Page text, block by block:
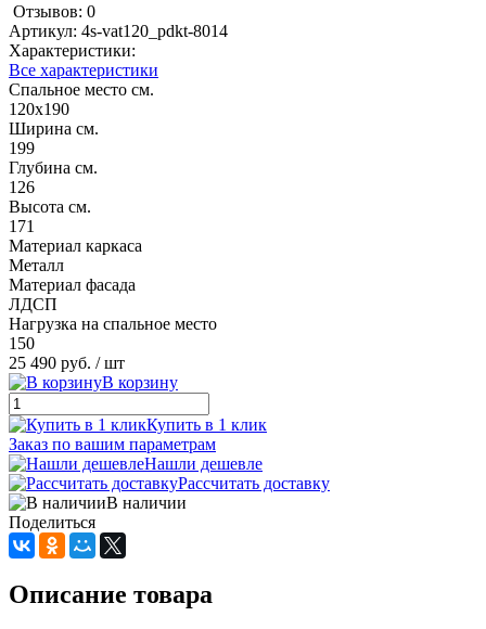
Отзывов: 0
Артикул: 4s-vat120_pdkt-8014
Характеристики:
Все характеристики
Спальное место см.
120х190
Ширина см.
199
Глубина см.
126
Высота см.
171
Материал каркаса
Металл
Материал фасада
ЛДСП
Нагрузка на спальное место
150
25 490 руб. / шт
В корзину
Купить в 1 клик
Заказ по вашим параметрам
Нашли дешевле
Рассчитать доставку
В наличии
Поделиться
Описание товара